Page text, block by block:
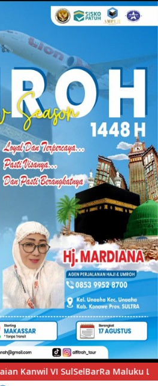
Luncurkan Program PANDE EMAS